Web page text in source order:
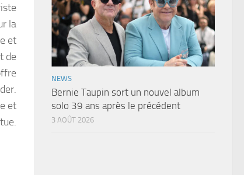
la
et
de
et
NEWS
Bernie Taupin sort un nouvel album
solo 39 ans après le précédent
3 AOÛT 2026